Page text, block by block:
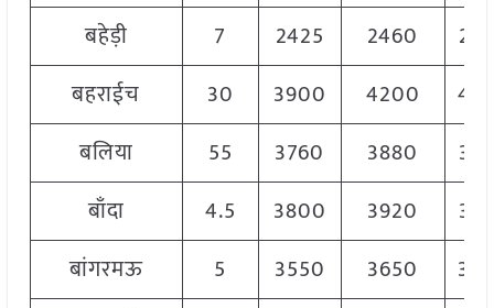
बहेड़ी
7 2425 2460
बहराईच
30 3900 4200
बलिया
55 3760 3880
बाँदा
4.5 3800 3920
बांगरमऊ
5 3550 3650